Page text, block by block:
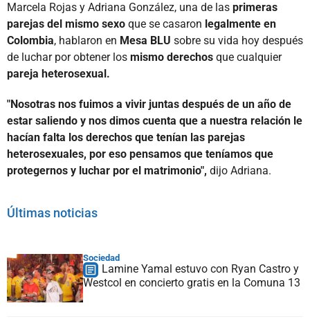
Marcela Rojas y Adriana González, una de las primeras
parejas del mismo sexo que se casaron legalmente en
Colombia, hablaron en Mesa BLU sobre su vida hoy después
de luchar por obtener los mismo derechos que cualquier
pareja heterosexual.
"Nosotras nos fuimos a vivir juntas después de un año de
estar saliendo y nos dimos cuenta que a nuestra relación le
hacían falta los derechos que tenían las parejas
heterosexuales, por eso pensamos que teníamos que
protegernos y luchar por el matrimonio", dijo Adriana.
Últimas noticias
Sociedad
Lamine Yamal estuvo con Ryan Castro y
Westcol en concierto gratis en la Comuna 13